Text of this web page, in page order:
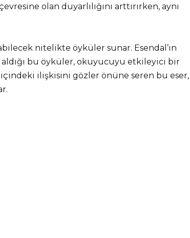
olan duyarlılığını arttırırken, aynı
nitelikte öyküler sunar. Esendal’ın
aldığı bu öyküler, okuyucuyu etkileyici bir
içindeki ilişkisini gözler önüne seren bu eser,